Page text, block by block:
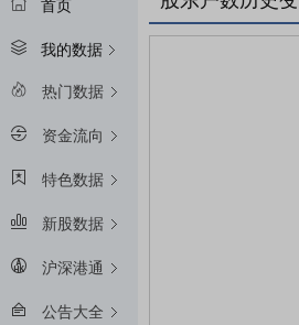
首页
我的数据
热门数据
资金流向
特色数据
新股数据
沪深港通
公告大全